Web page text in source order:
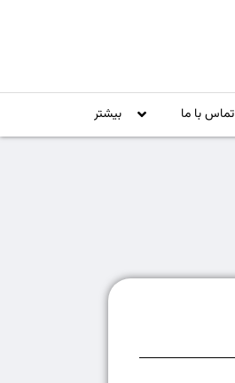
تماس با ما بیشتر